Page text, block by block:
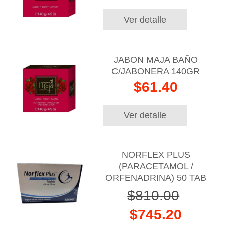
Ver detalle
JABON MAJA BAÑO
C/JABONERA 140GR
$61.40
Ver detalle
NORFLEX PLUS
(PARACETAMOL /
ORFENADRINA) 50 TAB
$810.00
$745.20